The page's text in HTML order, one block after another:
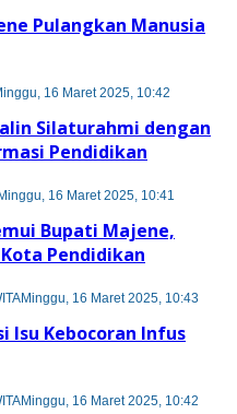
Pulangkan Manusia
16 Maret 2025, 10:42
Silaturahmi dengan
Pendidikan
Minggu, 16 Maret 2025, 10:41
Bupati Majene,
Pendidikan
Minggu, 16 Maret 2025, 10:43
Isu Kebocoran Infus
Minggu, 16 Maret 2025, 10:42